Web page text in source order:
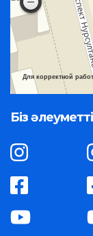
Для корректной
Біз